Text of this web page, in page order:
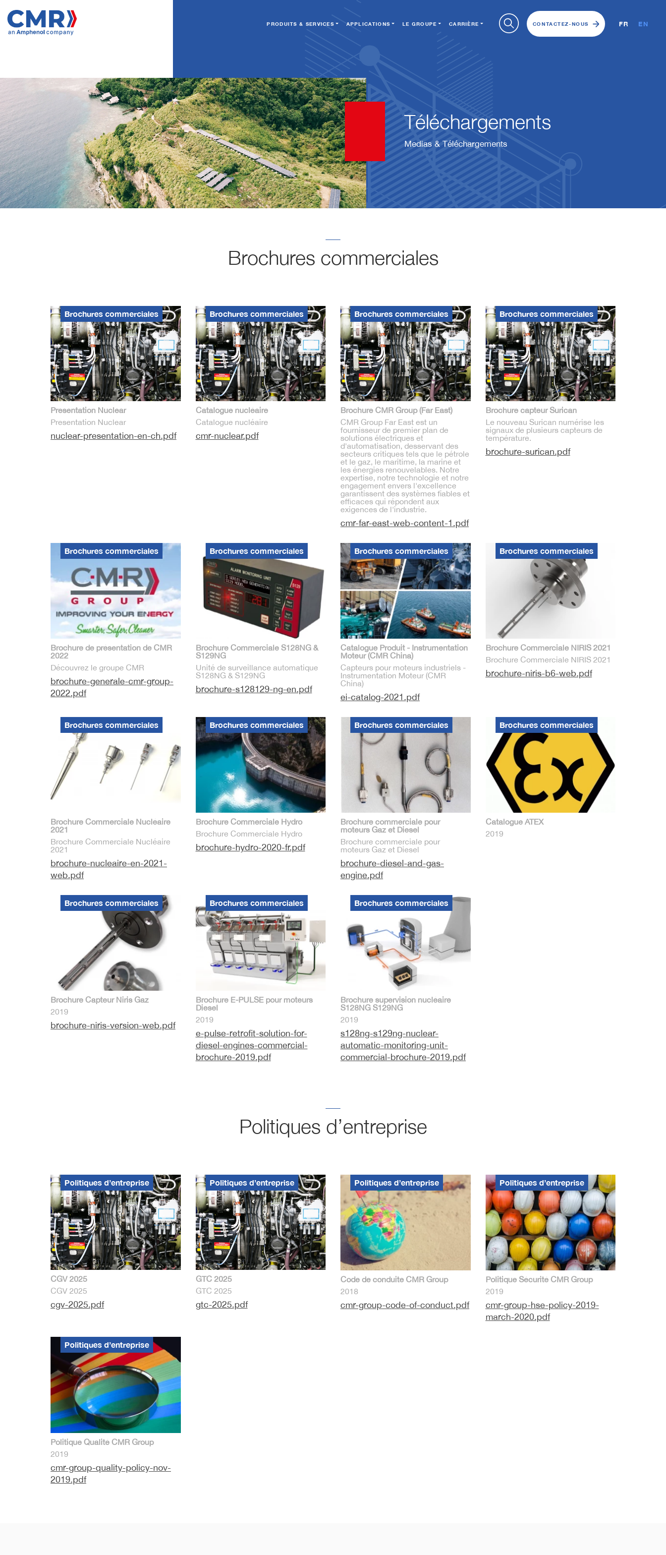
PRODUITS & SERVICES APPLICATIONS LE GROUPE CARRIÈRE CONTACTEZ-NOUS FR EN
Téléchargements
Medias & Téléchargements
Brochures commerciales
Brochures commerciales
Presentation Nuclear
Presentation Nuclear
nuclear-presentation-en-ch.pdf
Brochures commerciales
Catalogue nucléaire
Catalogue nucléaire
cmr-nuclear.pdf
Brochures commerciales
Brochure CMR Group (Far East)
CMR Group Far East est un
fournisseur de premier plan de
solutions électriques et
d'automatisation, desservant des
secteurs critiques tels que le pétrole
et le gaz, le maritime, la marine et
les énergies renouvelables. Notre
expertise, notre technologie et notre
engagement envers l'excellence
garantissent des systèmes fiables et
efficaces qui répondent aux
exigences de l'industrie.
cmr-far-east-web-content-1.pdf
Brochures commerciales
Brochure capteur Surican
Le nouveau Surican numérise les
signaux de plusieurs capteurs de
température.
brochure-surican.pdf
Brochures commerciales
Brochure de présentation de CMR
2022
Découvrez le groupe CMR
brochure-generale-cmr-group-
2022.pdf
Brochures commerciales
Brochure Commerciale S128NG &
S129NG
Unité de surveillance automatique
S128NG & S129NG
brochure-s128129-ng-en.pdf
Brochures commerciales
Catalogue Produit - Instrumentation
Moteur (CMR China)
Capteurs pour moteurs industriels -
Instrumentation Moteur (CMR
China)
ei-catalog-2021.pdf
Brochures commerciales
Brochure Commerciale NIRIS 2021
Brochure Commerciale NIRIS 2021
brochure-niris-b6-web.pdf
Brochures commerciales
Brochure Commerciale Nucléaire
2021
Brochure Commerciale Nucléaire
2021
brochure-nucleaire-en-2021-
web.pdf
Brochures commerciales
Brochure Commerciale Hydro
Brochure Commerciale Hydro
brochure-hydro-2020-fr.pdf
Brochures commerciales
Brochure commerciale pour
moteurs Gaz et Diesel
Brochure commerciale pour
moteurs Gaz et Diesel
brochure-diesel-and-gas-
engine.pdf
Brochures commerciales
Catalogue ATEX
2019
Brochures commerciales
Brochure Capteur Niris Gaz
2019
brochure-niris-version-web.pdf
Brochures commerciales
Brochure E-PULSE pour moteurs
Diesel
2019
e-pulse-retrofit-solution-for-
diesel-engines-commercial-
brochure-2019.pdf
Brochures commerciales
Brochure supervision nucléaire
S128NG S129NG
2019
s128ng-s129ng-nuclear-
automatic-monitoring-unit-
commercial-brochure-2019.pdf
Politiques d’entreprise
Politiques d’entreprise
CGV 2025
CGV 2025
cgv-2025.pdf
Politiques d’entreprise
GTC 2025
GTC 2025
gtc-2025.pdf
Politiques d’entreprise
Code de conduite CMR Group
2018
cmr-group-code-of-conduct.pdf
Politiques d’entreprise
Politique Sécurité CMR Group
2019
cmr-group-hse-policy-2019-
march-2020.pdf
Politiques d’entreprise
Politique Qualité CMR Group
2019
cmr-group-quality-policy-nov-
2019.pdf